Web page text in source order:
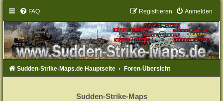
FAQ Anmelden
Registrieren
Sudden-Strike-Maps.de Hauptseite Foren-Übersicht
Sudden-Strike-Maps